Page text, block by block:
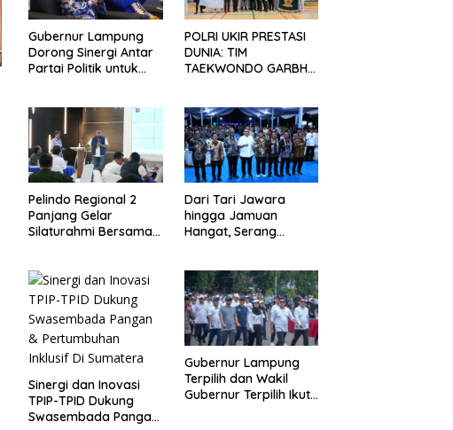
Gubernur Lampung
Dorong Sinergi Antar
Partai Politik untuk
POLRI UKIR PRESTASI
DUNIA: TIM
TAEKWONDO GARBHA
Pelindo Regional 2
Panjang Gelar
Silaturahmi Bersama
Dari Tari Jawara
hingga Jamuan
Hangat, Serang
HPN 2026
Sinergi dan Inovasi
TPIP-TPID Dukung
Swasembada Pangan
Gubernur Lampung
Terpilih dan Wakil
Gubernur Terpilih Ikuti